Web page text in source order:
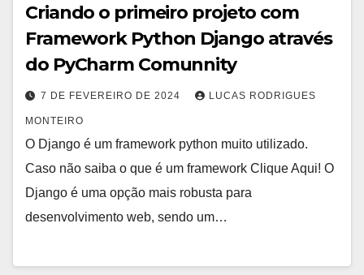
Criando o primeiro projeto com
Framework Python Django através
do PyCharm Comunnity
7 DE FEVEREIRO DE 2024 LUCAS RODRIGUES
MONTEIRO
O Django é um framework python muito utilizado.
Caso não saiba o que é um framework Clique Aqui! O
Django é uma opção mais robusta para
desenvolvimento web, sendo um…